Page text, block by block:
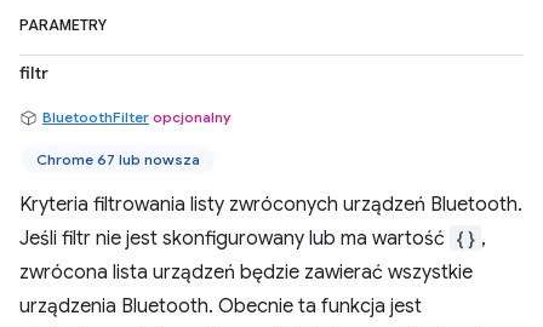
PARAMETRY
filtr
BluetoothFilter opcjonalny
Chrome 67 lub nowsza
Kryteria filtrowania listy zwróconych urządzeń Bluetooth.
Jeśli filtr nie jest skonfigurowany lub ma wartość {} ,
zwrócona lista urządzeń będzie zawierać wszystkie
urządzenia Bluetooth. Obecnie ta funkcja jest